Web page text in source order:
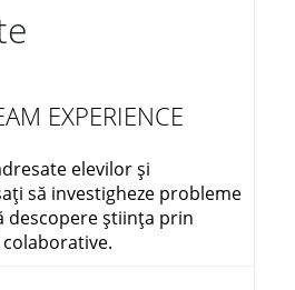
EXPERIENCE
elevilor și
să investigheze probleme
descopere știința prin